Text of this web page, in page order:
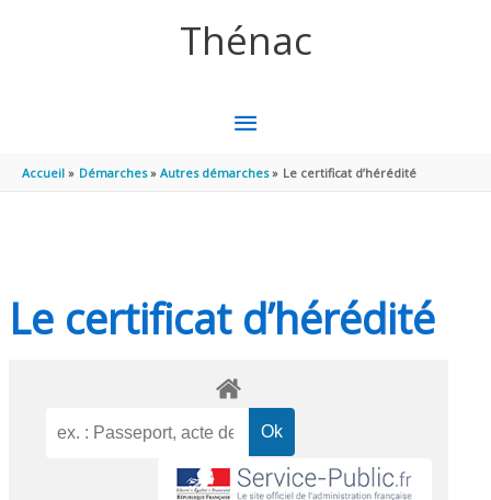
Thénac
MENU
PRINCIPAL
Accueil Démarches Autres démarches Le certificat d’hérédité
Le certificat d’hérédité